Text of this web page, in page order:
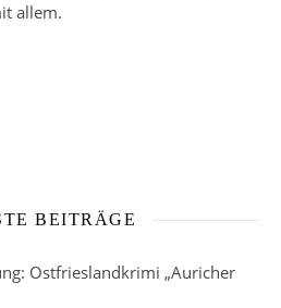
allem.
BEITRÄGE
Ostfrieslandkrimi „Auricher